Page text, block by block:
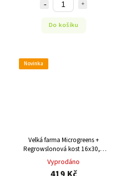
Do košíku
Novinka
Velká farma Microgreens +
Regrowslonová kost 16x30,5
cm
Vyprodáno